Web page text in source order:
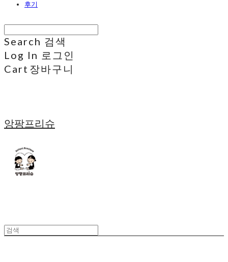
후기
Search 검색
Log In 로그인
Cart 장바구니
앙팡프리슈